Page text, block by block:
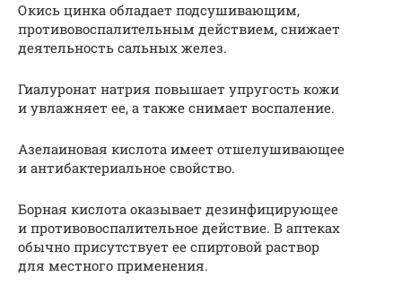
Окись цинка обладает подсушивающим,
противовоспалительным действием, снижает
деятельность сальных желез.
Гиалуронат натрия повышает упругость кожи
и увлажняет ее, а также снимает воспаление.
Азелаиновая кислота имеет отшелушивающее
и антибактериальное свойство.
Борная кислота оказывает дезинфицирующее
и противовоспалительное действие. В аптеках
обычно присутствует ее спиртовой раствор
для местного применения.